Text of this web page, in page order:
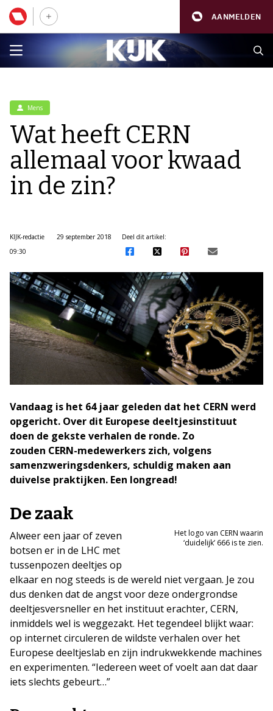
AANMELDEN
Mens
Wat heeft CERN
allemaal voor kwaad
in de zin?
KIJK-redactie
29 september 2018
09:30
Deel dit artikel:
Vandaag is het 64 jaar geleden dat het CERN werd
opgericht. Over dit Europese deeltjesinstituut
doen de gekste verhalen de ronde. Zo
zouden CERN-medewerkers zich, volgens
samenzweringsdenkers, schuldig maken aan
duivelse praktijken. Een longread!
De zaak
Het logo van CERN waarin
‘duidelijk’ 666 is te zien.
Alweer een jaar of zeven
botsen er in de LHC met
tussenpozen deeltjes op
elkaar en nog steeds is de wereld niet vergaan. Je zou
dus denken dat de angst voor deze ondergrondse
deeltjesversneller en het instituut erachter, CERN,
inmiddels wel is weggezakt. Het tegendeel blijkt waar:
op internet circuleren de wildste verhalen over het
Europese deeltjeslab en zijn indrukwekkende machines
en experimenten. “Iedereen weet of voelt aan dat daar
iets slechts gebeurt…”